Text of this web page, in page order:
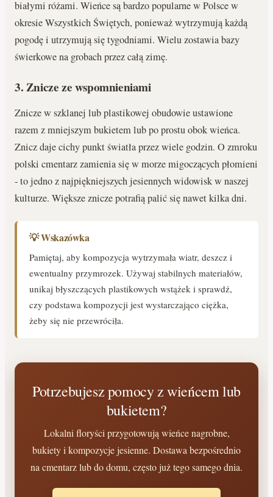
białymi różami. Wieńce są bardzo popularne w Polsce w
okresie Wszystkich Świętych, ponieważ wytrzymują każdą
pogodę i utrzymują się tygodniami. Wielu zostawia bazy
świerkowe na grobach przez całą zimę.
3. Znicze ze wspomnieniami
Znicze w szklanej lub plastikowej obudowie ustawione
razem z mniejszym bukietem lub po prostu obok wieńca.
Znicz daje cichy punkt światła przez wiele godzin. O zmroku
polski cmentarz zamienia się w morze migoczących płomieni
- to jedno z najpiękniejszych jesiennych widowisk w naszej
kulturze. Większe znicze potrafią palić się nawet kilka dni.
💡 Wskazówka
Pamiętaj, aby kompozycja wytrzymała wiatr, deszcz i
ewentualny przymrozek. Używaj stabilnych materiałów,
unikaj błyszczących plastikowych wstążek i sprawdź,
czy podstawa kompozycji jest wystarczająco ciężka,
żeby się nie przewróciła.
Potrzebujesz pomocy z wieńcem lub
bukietem?
Lokalni floryści przygotowują wieńce nagrobne,
bukiety i kompozycje jesienne. Dostawa bezpośrednio
na cmentarz lub do domu, często już tego samego dnia.